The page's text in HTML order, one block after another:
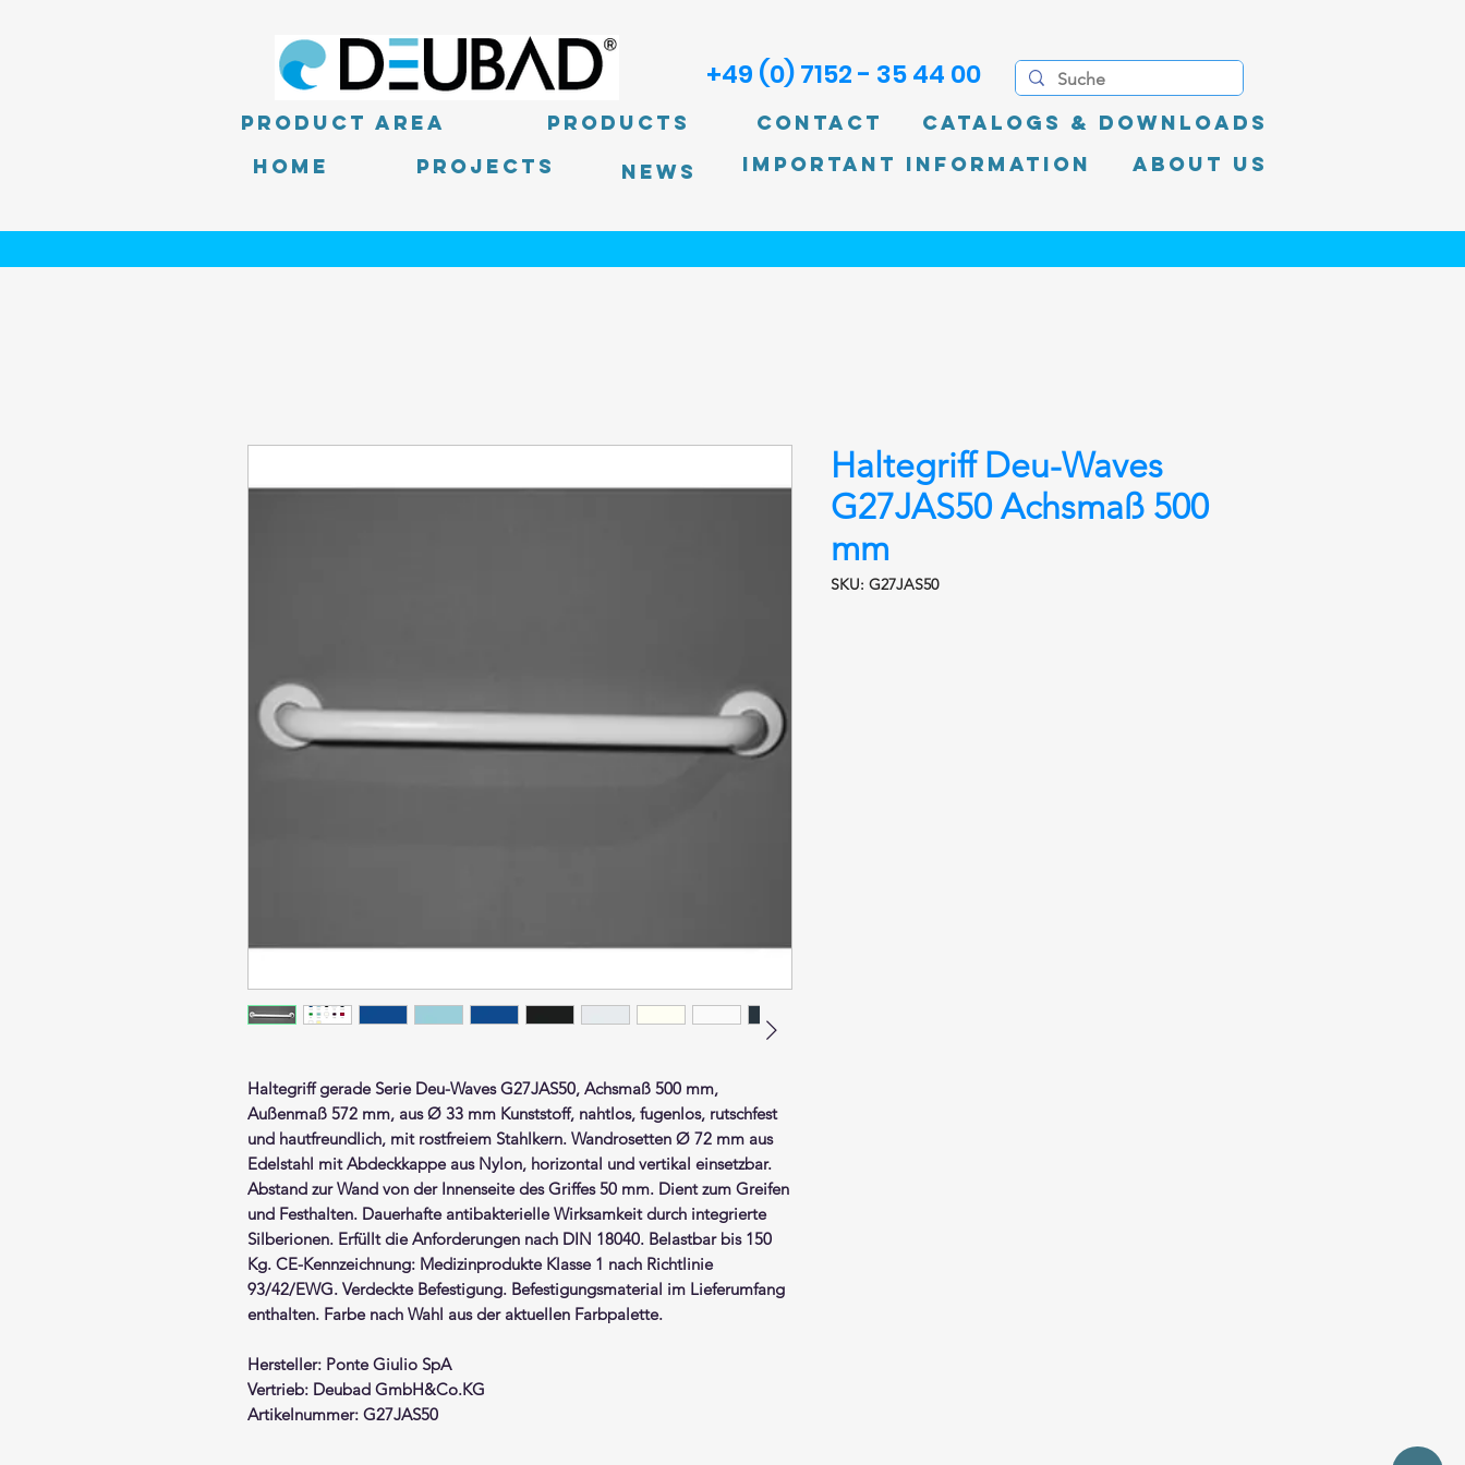
product area
Products
Home
PROJECTS News
+49 (0) 7152 - 35 44 00
Contact
Catalogs & Downloads
Important information
About Us
Haltegriff gerade Serie Deu-Waves G27JAS50, Achsmaß 500 mm,
Außenmaß 572 mm, aus Ø 33 mm Kunststoff, nahtlos, fugenlos, rutschfest
und hautfreundlich, mit rostfreiem Stahlkern. Wandrosetten Ø 72 mm aus
Edelstahl mit Abdeckkappe aus Nylon, horizontal und vertikal einsetzbar.
Abstand zur Wand von der Innenseite des Griffes 50 mm. Dient zum Greifen
und Festhalten. Dauerhafte antibakterielle Wirksamkeit durch integrierte
Silberionen. Erfüllt die Anforderungen nach DIN 18040. Belastbar bis 150
Kg. CE-Kennzeichnung: Medizinprodukte Klasse 1 nach Richtlinie
93/42/EWG. Verdeckte Befestigung. Befestigungsmaterial im Lieferumfang
enthalten. Farbe nach Wahl aus der aktuellen Farbpalette.
Hersteller: Ponte Giulio SpA
Vertrieb: Deubad GmbH&Co.KG
Artikelnummer: G27JAS50
Haltegriff Deu-Waves
G27JAS50 Achsmaß 500
mm
SKU: G27JAS50